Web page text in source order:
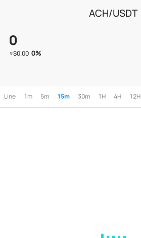
ACH/USDT
0
≈$0.00 0%
Line 1m 5m 15m 30m 1H 4H 12H